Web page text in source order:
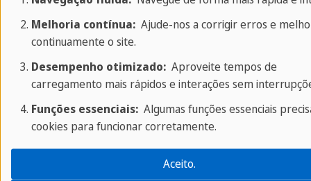
residência.
Pensão completa
O café da manhã e o jantar são servidos no
restaurante da residência. O almoço é
fornecido como uma marmita. Observe que
Melhoria contínua:Ajude-nos a corrigir erros e
continuamente o site.
Desempenho otimizado:Aproveite tempos de
carregamento mais rápidos e interações sem
Funções essenciais:Algumas funções essenciais
cookies para funcionar corretamente.
Aceito.